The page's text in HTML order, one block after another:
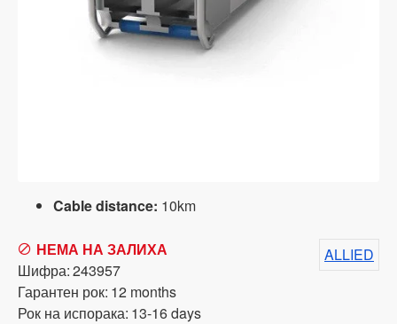
Cable distance: 10km
НЕМА НА ЗАЛИХА
Шифра:243957
Гарантен рок: 12 months
Рок на испорака: 13-16 days
ALLIED